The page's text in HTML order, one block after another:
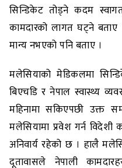
सिन्डिकेट तोड्ने कदम
कामदारको लागत घट्ने
मान्य नभएको पनि बताए ।
मलेसियाको मेडिकलमा
बिएचडि र नेपाल स्वास्थ्य
महिनामा सकिएपछी उक्त
मलेसियामा प्रवेश गर्न
अनिवार्य रहेको छ । हालै
दूतावासले नेपाली